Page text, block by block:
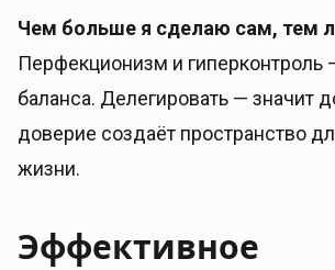
Чем больше я сделаю сам, тем
Перфекционизм и гиперконтроль
баланса. Делегировать — значит
доверие создаёт пространство
жизни.
Эффективное